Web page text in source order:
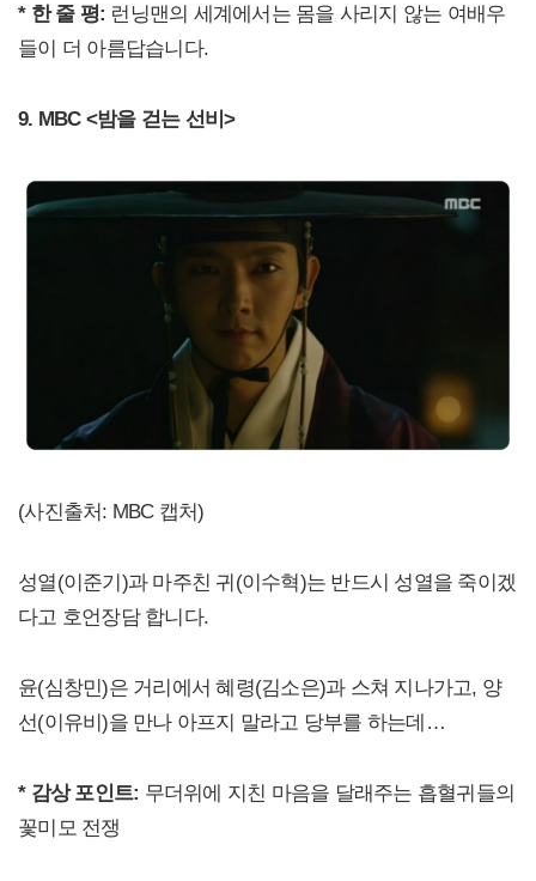
* 한 줄 평: 런닝맨의 세계에서는 몸을 사리지 않는 여배우
들이 더 아름답습니다.
9. MBC <밤을 걷는 선비>
(사진출처: MBC 캡처)
성열(이준기)과 마주친 귀(이수혁)는 반드시 성열을 죽이겠
다고 호언장담 합니다.
윤(심창민)은 거리에서 혜령(김소은)과 스쳐 지나가고, 양
선(이유비)을 만나 아프지 말라고 당부를 하는데…
* 감상 포인트: 무더위에 지친 마음을 달래주는 흡혈귀들의
꽃미모 전쟁